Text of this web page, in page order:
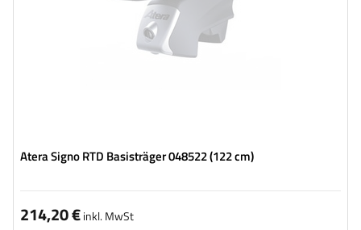
Atera Signo RTD Basisträger 048522 (122 cm)
214,20 €inkl. MwSt